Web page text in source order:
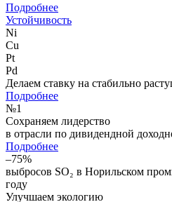
Подробнее
Устойчивость
Ni
Cu
Pt
Pd
Делаем ставку на стабильно
Подробнее
№1
Сохраняем лидерство
в отрасли по дивидендной
Подробнее
–75%
выбросов SO₂ в Норильском
году
Улучшаем экологию